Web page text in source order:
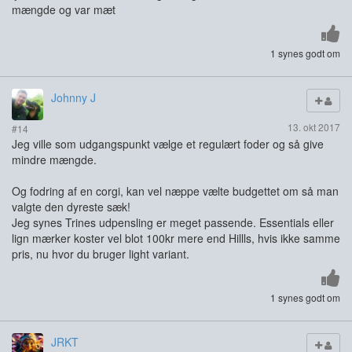
mængde og var mæt
1 synes godt om
Johnny J
#14 13. okt 2017
Jeg ville som udgangspunkt vælge et regulært foder og så give
mindre mængde.
Og fodring af en corgi, kan vel næppe vælte budgettet om så man
valgte den dyreste sæk!
Jeg synes Trines udpensling er meget passende. Essentials eller
lign mærker koster vel blot 100kr mere end Hillls, hvis ikke samme
pris, nu hvor du bruger light variant.
1 synes godt om
JRKT